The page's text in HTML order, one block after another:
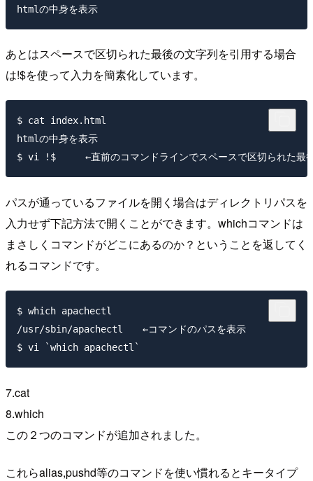
あとはスペースで区切られた最後の文字列を引用する場合
は!$を使って入力を簡素化しています。
$ cat index.html
htmlの中身を表示
パスが通っているファイルを開く場合はディレクトリパスを
入力せず下記方法で開くことができます。whichコマンドは
まさしくコマンドがどこにあるのか？ということを返してく
れるコマンドです。
$ which apachectl
/usr/sbin/apachectl　　←コマンドのパスを表示
7.cat
8.which
この２つのコマンドが追加されました。
これらalias,pushd等のコマンドを使い慣れるとキータイプ